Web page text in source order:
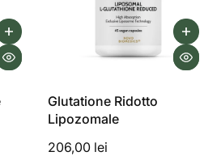
Glutatione Ridotto
Lipozomale
206,00 lei